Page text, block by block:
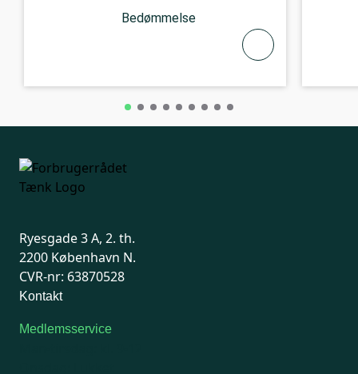
Bedømmelse
Ryesgade 3 A, 2. th.
2200 København N.
CVR-nr: 63870528
Kontakt
Medlemsservice